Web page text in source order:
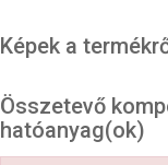
Képek a
Összetevő
hatóanyag(ok)